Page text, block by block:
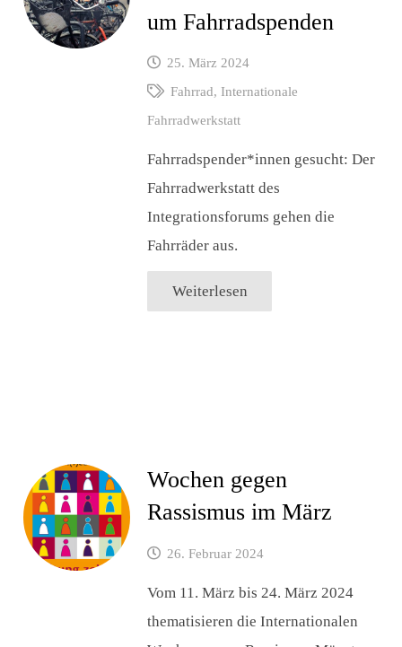
um Fahrradspenden
25. März 2024
Fahrrad, Internationale
Fahrradwerkstatt
Fahrradspender*innen gesucht: Der
Fahrradwerkstatt des
Integrationsforums gehen die
Fahrräder aus.
Weiterlesen
Wochen gegen
Rassismus im März
26. Februar 2024
Vom 11. März bis 24. März 2024
thematisieren die Internationalen